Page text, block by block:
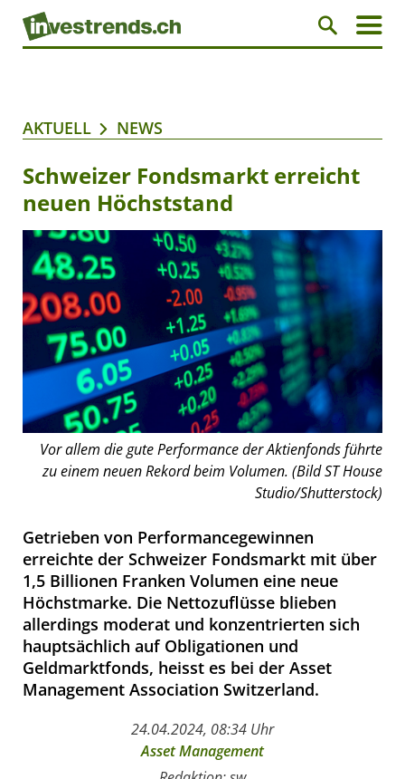
AKTUELL NEWS
Schweizer Fondsmarkt erreicht
neuen Höchststand
Vor allem die gute Performance der Aktienfonds führte
zu einem neuen Rekord beim Volumen. (Bild ST House
Studio/Shutterstock)
Getrieben von Performancegewinnen
erreichte der Schweizer Fondsmarkt mit über
1,5 Billionen Franken Volumen eine neue
Höchstmarke. Die Nettozuflüsse blieben
allerdings moderat und konzentrierten sich
hauptsächlich auf Obligationen und
Geldmarktfonds, heisst es bei der Asset
Management Association Switzerland.
24.04.2024, 08:34 Uhr
Asset Management